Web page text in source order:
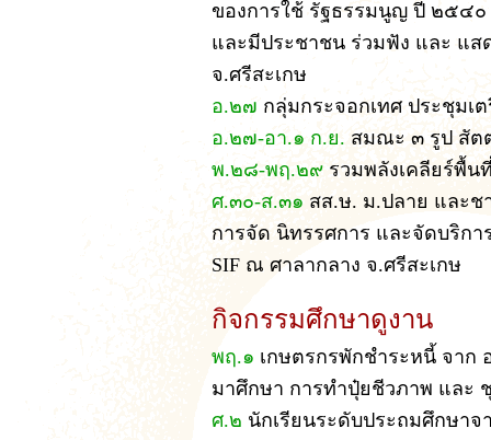
ของการใช้ รัฐธรรมนูญ ปี ๒๕๔
และมีประชาชน ร่วมฟัง และ แ
จ.ศรีสะเกษ
อ.๒๗ กลุ่มกระจอกเทศ ประชุมเ
อ.๒๗-อา.๑ ก.ย. สมณะ ๓ รูป สัต
พ.๒๘-พฤ.๒๙ รวมพลังเคลียร์พื้น
ศ.๓๐-ส.๓๑ สส.ษ. ม.ปลาย และช
การจัด นิทรรศการ และจัดบริก
SIF ณ ศาลากลาง จ.ศรีสะเกษ
กิจกรรมศึกษาดูงาน
พฤ.๑ เกษตรกรพักชำระหนี้ จาก
มาศึกษา การทำปุ๋ยชีวภาพ และ
ศ.๒ นักเรียนระดับประถมศึกษา